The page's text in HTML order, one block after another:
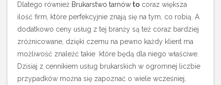
Dlatego również Brukarstwo tarnów to coraz większa
ilość firm, które perfekcyjnie znają się na tym, co robią. A
dodatkowo ceny usług z tej branży są też coraz bardziej
zróżnicowane, dzięki czemu na pewno każdy klient ma
możliwość znaleźć takie które będą dla niego właściwe.
Dzisiaj z cennikiem usług brukarskich w ogromnej liczbie
przypadków można się zapoznać o wiele wcześniej,